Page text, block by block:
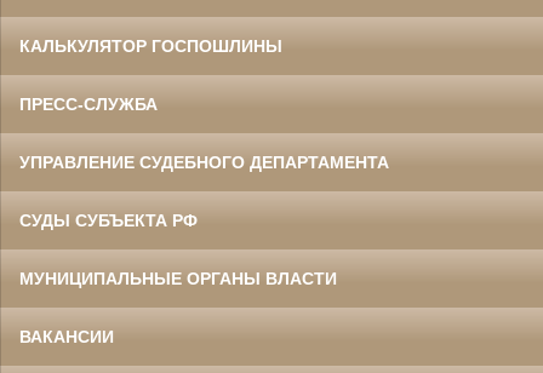
КАЛЬКУЛЯТОР ГОСПОШЛИНЫ
ПРЕСС-СЛУЖБА
УПРАВЛЕНИЕ СУДЕБНОГО ДЕПАРТАМЕНТА
СУДЫ СУБЪЕКТА РФ
МУНИЦИПАЛЬНЫЕ ОРГАНЫ ВЛАСТИ
ВАКАНСИИ